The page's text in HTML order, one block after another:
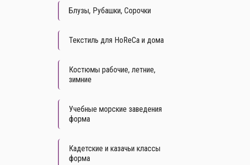
Блузы, Рубашки, Сорочки
Текстиль для HoReCa и дома
Костюмы рабочие, летние,
зимние
Учебные морские заведения
форма
Кадетские и казачьи классы
форма